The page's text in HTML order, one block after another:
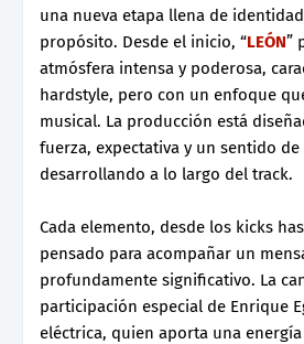
una nueva etapa llena de
propósito. Desde el inicio, “LEÓN”
atmósfera intensa y poderosa,
hardstyle, pero con un enfoque
musical. La producción está
fuerza, expectativa y un sentido de
desarrollando a lo largo del track.
Cada elemento, desde los kicks
pensado para acompañar un
profundamente significativo. La
participación especial de Enrique
eléctrica, quien aporta una